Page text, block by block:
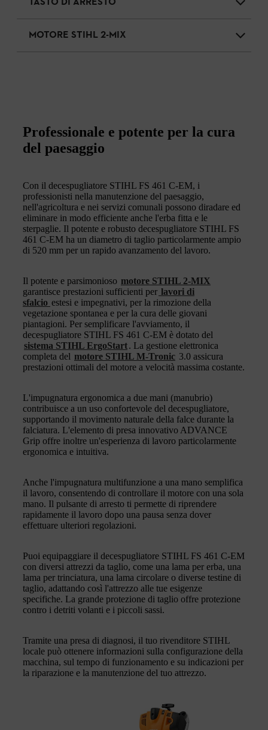
MOTORE STIHL 2-MIX
Professionale e potente per la cura
del paesaggio
Con il decespugliatore STIHL FS 461 C-EM, i
professionisti nella manutenzione del paesaggio,
nell'agricoltura e nei servizi comunali possono diradare ed
eliminare in modo efficiente anche l'erba fitta e le
sterpaglie. Il potente e robusto decespugliatore STIHL FS
461 C-EM ha un diametro di taglio particolarmente ampio
di 520 mm per un rapido avanzamento del lavoro.
Il potente e parsimonioso motore STIHL 2-MIX
garantisce prestazioni sufficienti per lavori di
sfalcio estesi e impegnativi, per la rimozione della
vegetazione spontanea e per la cura delle giovani
piantagioni. Per semplificare l'avviamento, il
decespugliatore STIHL FS 461 C-EM è dotato del
sistema STIHL ErgoStart. La gestione elettronica
completa del motore STIHL M-Tronic 3.0 assicura
prestazioni ottimali del motore a velocità massima costante.
L'impugnatura ergonomica a due mani (manubrio)
contribuisce a un uso confortevole del decespugliatore,
supportando il movimento naturale della falce durante la
falciatura. L'elemento di presa innovativo ADVANCE
Grip offre inoltre un'esperienza di lavoro particolarmente
ergonomica e intuitiva.
Anche l'impugnatura multifunzione a una mano semplifica
il lavoro, consentendo di controllare il motore con una sola
mano. Il pulsante di arresto ti permette di riprendere
rapidamente il lavoro dopo una pausa senza dover
effettuare ulteriori regolazioni.
Puoi equipaggiare il decespugliatore STIHL FS 461 C-EM
con diversi attrezzi da taglio, come una lama per erba, una
lama per trinciatura, una lama circolare o diverse testine di
taglio, adattando così l'attrezzo alle tue esigenze
specifiche. La grande protezione di taglio offre protezione
contro i detriti volanti e i piccoli sassi.
Tramite una presa di diagnosi, il tuo rivenditore STIHL
locale può ottenere informazioni sulla configurazione della
macchina, sul tempo di funzionamento e su indicazioni per
la riparazione e la manutenzione del tuo attrezzo.